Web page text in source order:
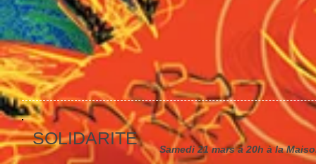
SOLIDARITE
Samedi 21 mars à 20h à la